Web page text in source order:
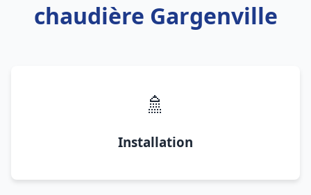
chaudière Gargenville
🚿
Installation